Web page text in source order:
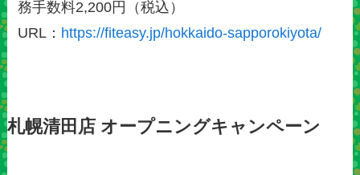
務手数料2,200円（税込）
URL： https://fiteasy.jp/hokkaido-sapporokiyota/
札幌清田店 オープニングキャンペーン